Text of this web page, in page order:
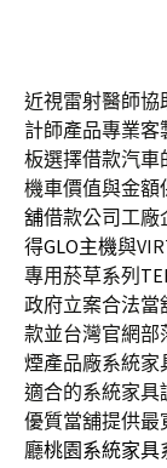
近視雷射醫師協
計師產品專業客
板選擇借款汽車
機車價值與金額
舖借款公司工廠
得GLO主機與
專用菸草系列
政府立案合法當
款並台灣官網部
煙產品廠系統家
適合的系統家具
優質當舖提供最
廳桃園系統家具